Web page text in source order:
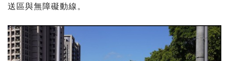
送區與無障礙動線。